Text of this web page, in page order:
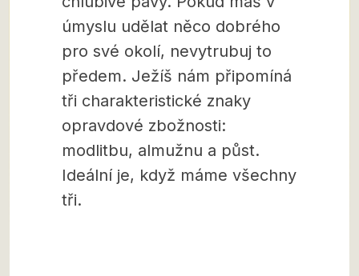
úmyslu udělat něco dobrého
pro své okolí, nevytrubuj to
předem. Ježíš nám připomíná
tři charakteristické znaky
opravdové zbožnosti:
modlitbu, almužnu a půst.
Ideální je, když máme všechny
tři.